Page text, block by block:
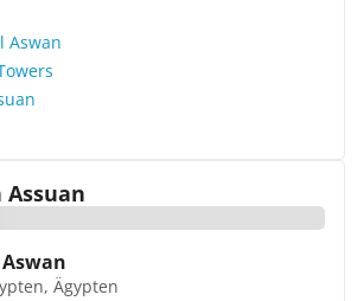
Aswan
Assuan
Ägypten